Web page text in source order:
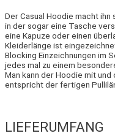
Der Casual Hoodie macht
in der sogar eine Tasche
eine Kapuze oder einen
Kleiderlänge ist
Blocking Einzeichnungen im
jedes mal zu einem
Man kann der Hoodie mit und
entspricht der fertigen
LIEFERUMFANG